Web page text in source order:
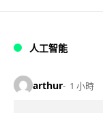
人工智能
arthur 1 小時